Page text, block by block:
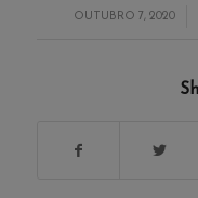
OUTUBRO 7, 2020
/